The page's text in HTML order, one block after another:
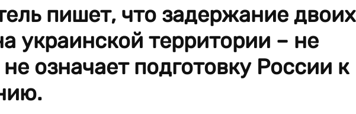
пишет, что задержание двоих
украинской территории – не
означает подготовку России к